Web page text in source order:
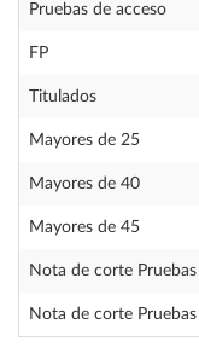
Pruebas de acceso
FP
Titulados
Mayores de 25
Mayores de 40
Mayores de 45
Nota de corte
Nota de corte